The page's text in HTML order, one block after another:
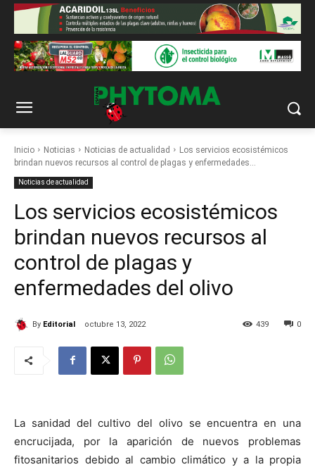
Inicio Noticias Noticias de actualidad
Los servicios ecosistémicos
brindan nuevos recursos al control de plagas y enfermedades...
Noticias de actualidad
Los servicios ecosistémicos
brindan nuevos recursos al
control de plagas y
enfermedades del olivo
By Editorial octubre 13, 2022 0
439
La sanidad del cultivo del olivo se encuentra en una
encrucijada, por la aparición de nuevos problemas
fitosanitarios debido al cambio climático y a la propia